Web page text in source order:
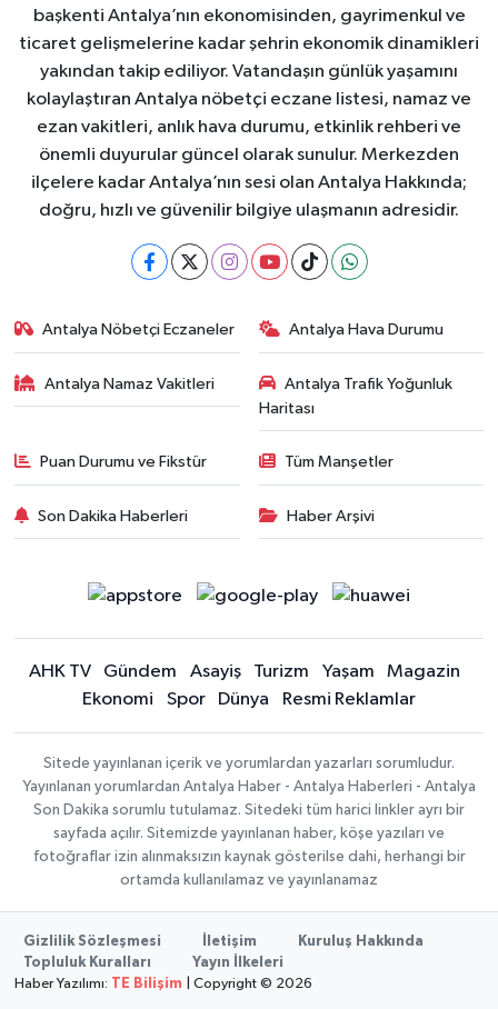
başkenti Antalya’nın ekonomisinden, gayrimenkul ve
ticaret gelişmelerine kadar şehrin ekonomik dinamikleri
yakından takip ediliyor. Vatandaşın günlük yaşamını
kolaylaştıran Antalya nöbetçi eczane listesi, namaz ve
ezan vakitleri, anlık hava durumu, etkinlik rehberi ve
önemli duyurular güncel olarak sunulur. Merkezden
ilçelere kadar Antalya’nın sesi olan Antalya Hakkında;
doğru, hızlı ve güvenilir bilgiye ulaşmanın adresidir.
Antalya Nöbetçi Eczaneler Antalya Hava Durumu
Antalya Namaz Vakitleri
Antalya Trafik Yoğunluk
Haritası
Puan Durumu ve Fikstür Tüm Manşetler
Son Dakika Haberleri Haber Arşivi
AHK TV Gündem Asayiş Turizm Yaşam
Magazin
Ekonomi
Spor Dünya Resmi Reklamlar
Sitede yayınlanan içerik ve yorumlardan yazarları sorumludur.
Yayınlanan yorumlardan Antalya Haber - Antalya Haberleri - Antalya
Son Dakika sorumlu tutulamaz. Sitedeki tüm harici linkler ayrı bir
sayfada açılır. Sitemizde yayınlanan haber, köşe yazıları ve
fotoğraflar izin alınmaksızın kaynak gösterilse dahi, herhangi bir
ortamda kullanılamaz ve yayınlanamaz
Gizlilik Sözleşmesi İletişim
Kuruluş Hakkında
Topluluk Kuralları
Yayın İlkeleri
Haber Yazılımı: TE Bilişim | Copyright © 2026